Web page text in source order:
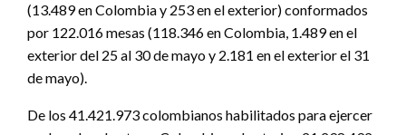
(13.489 en Colombia y 253 en el exterior) conformados
por 122.016 mesas (118.346 en Colombia, 1.489 en el
exterior del 25 al 30 de mayo y 2.181 en el exterior el 31
de mayo).
De los 41.421.973 colombianos habilitados para ejercer